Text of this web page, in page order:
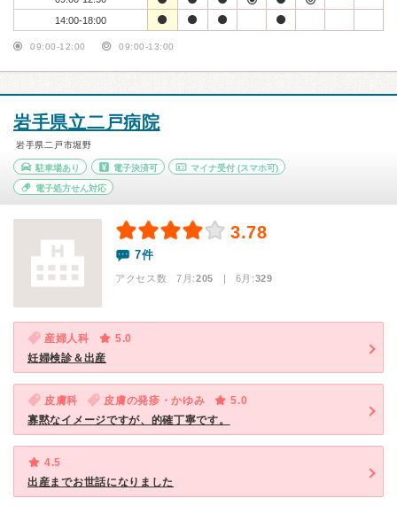
14:00-18:00
09:00-12:00 09:00-13:00
岩手県立二戸病院
岩手県二戸市堀野
駐車場あり 電子決済可 マイナ受付 (スマホ可)
電子処方せん対応
3.78
7件
アクセス数 7月:205 | 6月:329
産婦人科
5.0
妊婦検診＆出産
皮膚科 皮膚の発疹・かゆみ
5.0
寡黙なイメージですが、的確丁寧です。
4.5
出産までお世話になりました